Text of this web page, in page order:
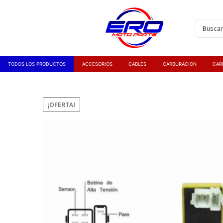
TODOS LOS PRODUCTOS ACCESORIOS CABLES CARBURACION
¡OFERTA!